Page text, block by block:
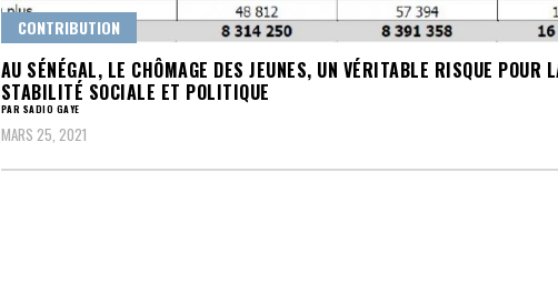
CONTRIBUTION
AU SÉNÉGAL, LE CHÔMAGE DES JEUNES, UN VÉRITABLE RISQUE POUR
STABILITÉ SOCIALE ET POLITIQUE
PAR SADIO GAYE
MARS 25, 2021